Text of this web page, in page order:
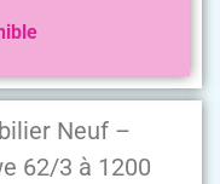
Neuf –
62/3 à 1200